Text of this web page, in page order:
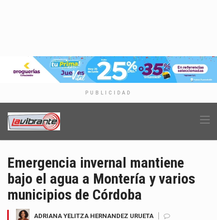
PUBLICIDAD
Emergencia invernal mantiene
bajo el agua a Montería y varios
municipios de Córdoba
ADRIANA YELITZA HERNANDEZ URUETA